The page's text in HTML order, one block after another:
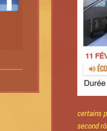
certains
second